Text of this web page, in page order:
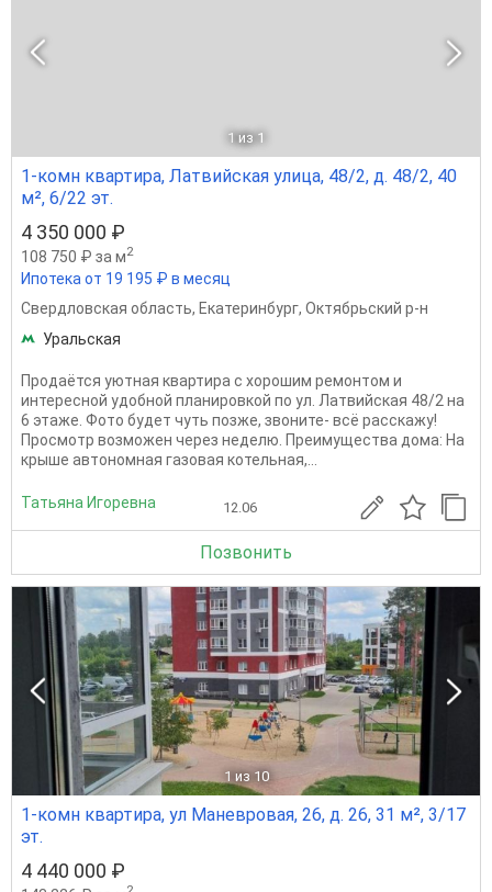
1 из 1
1-комн квартира, Латвийская улица, 48/2, д. 48/2, 40
м², 6/22 эт.
4 350 000 ₽
108 750 ₽ за м2
Ипотека от 19 195 ₽ в месяц
Свердловская область, Екатеринбург, Октябрьский р-н
Уральская
Продаётся уютная квартира с хорошим ремонтом и
интересной удобной планировкой по ул. Латвийская 48/2 на
6 этаже. Фото будет чуть позже, звоните- всё расскажу!
Просмотр возможен через неделю. Преимущества дома: На
крыше автономная газовая котельная,...
Татьяна Игоревна 12.06
Позвонить
1 из 10
1-комн квартира, ул Маневровая, 26, д. 26, 31 м², 3/17
эт.
4 440 000 ₽